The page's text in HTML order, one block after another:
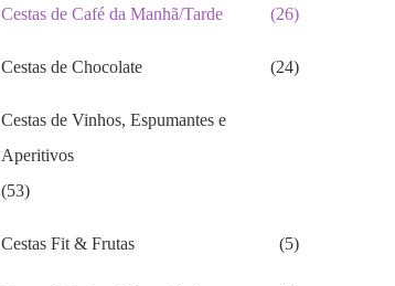
Cestas de Café da Manhã/Tarde (26)
Cestas de Chocolate (24)
Cestas de Vinhos, Espumantes e
Aperitivos
(53)
Cestas Fit & Frutas (5)